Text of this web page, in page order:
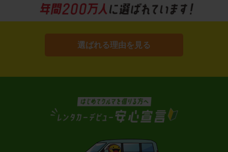
選ばれる理由を見る